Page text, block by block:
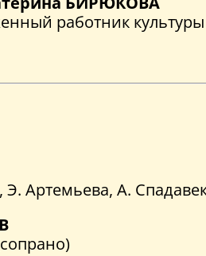
работник
Артемьева, А.